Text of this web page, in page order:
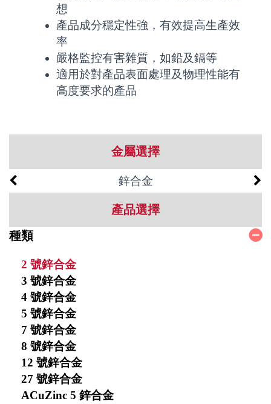
想
產品成分穩定性強，有效提高生產效
率
嚴格監控有害雜質，如鉛及鎘等
適用於對產品表面處理及物理性能有
高度要求的產品
金屬選擇
鋅合金
產品選擇
種類
2 號鋅合金
3 號鋅合金
4 號鋅合金
5 號鋅合金
7 號鋅合金
8 號鋅合金
12 號鋅合金
27 號鋅合金
ACuZinc 5 鋅合金